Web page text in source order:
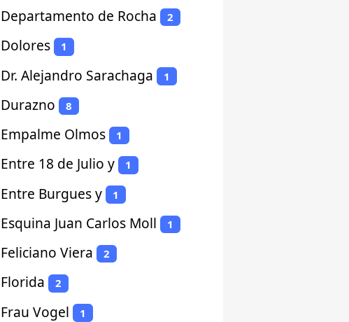
Departamento de Rocha 2
Dolores 1
Dr. Alejandro Sarachaga 1
Durazno 8
Empalme Olmos 1
Entre 18 de Julio y 1
Entre Burgues y 1
Esquina Juan Carlos Moll 1
Feliciano Viera 2
Florida 2
Frau Vogel 1